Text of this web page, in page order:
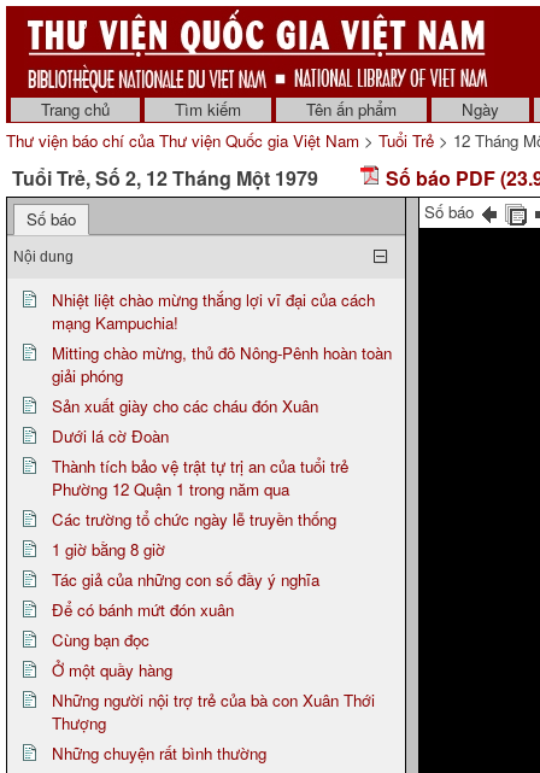
Trang chủ Tìm kiếm Tên ấn phẩm
Ngày
Thư viện báo chí của Thư viện Quốc gia Việt Nam > Tuổi Trẻ > 12 Tháng
Tuổi Trẻ, Số 2, 12 Tháng Một 1979 Số báo PDF
Số báo
Nội dung
Nhiệt liệt chào mừng thắng lợi vĩ đại của cách
mạng Kampuchia!
Mitting chào mừng, thủ đô Nông-Pênh hoàn toàn
giải phóng
Sản xuất giày cho các cháu đón Xuân
Dưới lá cờ Đoàn
Thành tích bảo vệ trật tự trị an của tuổi trẻ
Phường 12 Quận 1 trong năm qua
Các trường tổ chức ngày lễ truyền thống
1 giờ bằng 8 giờ
Tác giả của những con số đầy ý nghĩa
Để có bánh mứt đón xuân
Cùng bạn đọc
Ở một quầy hàng
Những người nội trợ trẻ của bà con Xuân Thới
Thượng
Những chuyện rất bình thường
Số báo